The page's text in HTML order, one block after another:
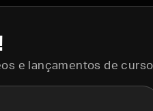
e lançamentos de